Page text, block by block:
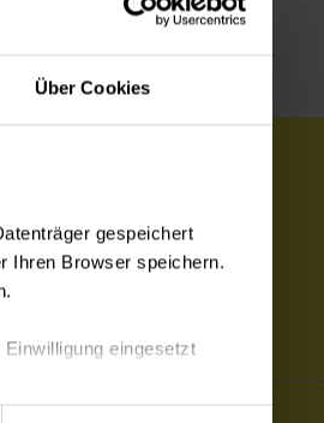
Über Cookies
gespeichert
Ihren Browser speichern.
eingesetzt